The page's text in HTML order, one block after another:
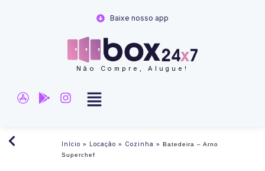
Não Compre, Alugue!
Baixe nosso app
Início » Locação » Cozinha » Batedeira – Arno
Superchef